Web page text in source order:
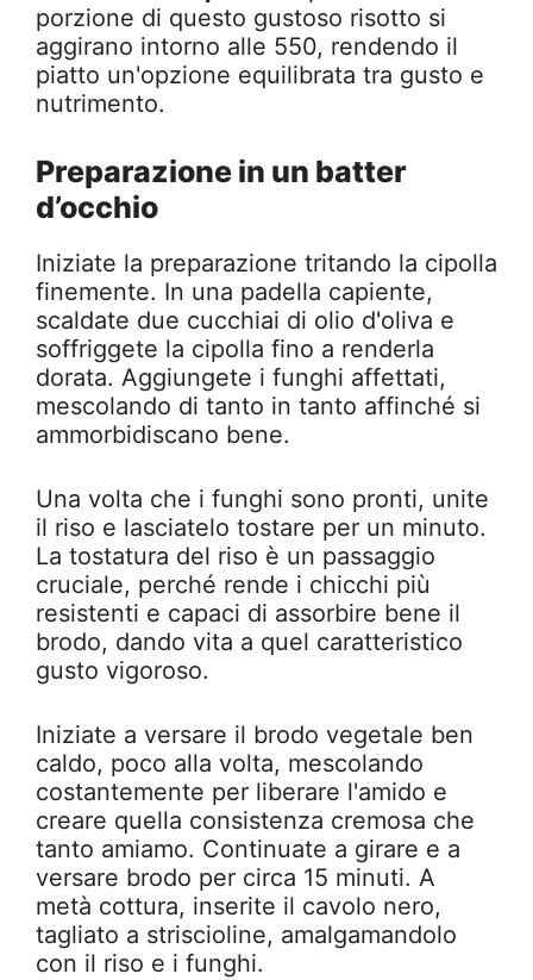
porzione di questo gustoso risotto si
aggirano intorno alle 550, rendendo il
piatto un'opzione equilibrata tra gusto e
nutrimento.
Preparazione in un batter
d’occhio
Iniziate la preparazione tritando la cipolla
finemente. In una padella capiente,
scaldate due cucchiai di olio d'oliva e
soffriggete la cipolla fino a renderla
dorata. Aggiungete i funghi affettati,
mescolando di tanto in tanto affinché si
ammorbidiscano bene.
Una volta che i funghi sono pronti, unite
il riso e lasciatelo tostare per un minuto.
La tostatura del riso è un passaggio
cruciale, perché rende i chicchi più
resistenti e capaci di assorbire bene il
brodo, dando vita a quel caratteristico
gusto vigoroso.
Iniziate a versare il brodo vegetale ben
caldo, poco alla volta, mescolando
costantemente per liberare l'amido e
creare quella consistenza cremosa che
tanto amiamo. Continuate a girare e a
versare brodo per circa 15 minuti. A
metà cottura, inserite il cavolo nero,
tagliato a striscioline, amalgamandolo
con il riso e i funghi.